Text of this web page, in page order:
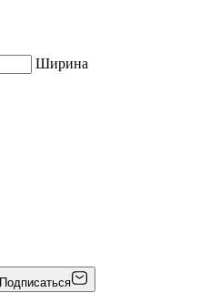
Ширина
Подписаться